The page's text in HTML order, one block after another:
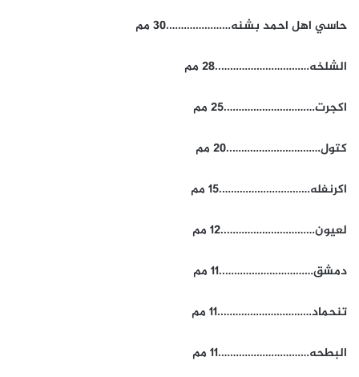
حاسي اهل احمد بشنه………………….30 مم
الشلخه…………………………..28 مم
اكجرت………………………….25 مم
كتول…………………………..20 مم
اكرنفله………………………….15 مم
لعيون…………………………..12 مم
دمشق…………………………..11 مم
تنحماد…………………………..11 مم
البطحه………………………….11 مم